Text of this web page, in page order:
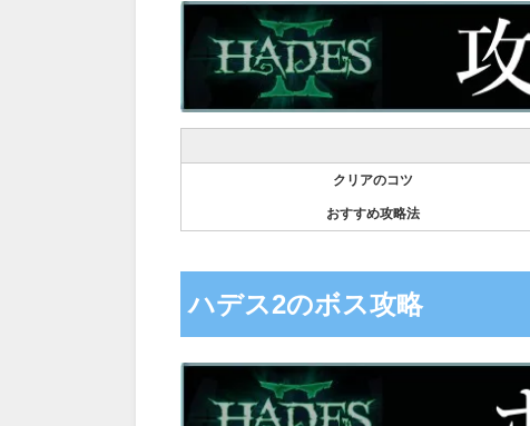
クリアのコツ
おすすめ攻略法
ハデス2のボス攻略